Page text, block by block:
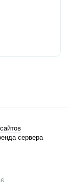
сервера